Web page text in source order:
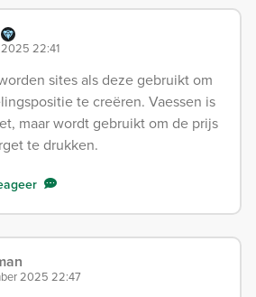
22:41
sites als deze gebruikt om
te creëren. Vaessen is
maar wordt gebruikt om de prijs
te drukken.
2025 22:47